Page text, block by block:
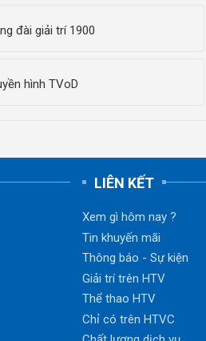
đài giải trí 1900
hình TVoD
LIÊN KẾT
Xem gì hôm nay ?
Tin khuyến mãi
Thông báo - Sự kiện
Giải trí trên HTV
Thể thao HTV
Chỉ có trên HTVC